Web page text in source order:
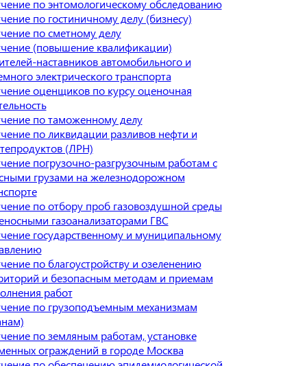
по энтомологическому обследованию
по гостиничному делу (бизнесу)
по сметному делу
(повышение квалификации)
наставников автомобильного и
электрического транспорта
оценщиков по курсу оценочная
по таможенному делу
по ликвидации разливов нефти и
(ЛРН)
погрузочно-разгрузочным работам с
грузами на железнодорожном
по отбору проб газовоздушной среды
газоанализаторами ГВС
государственному и муниципальному
по благоустройству и озеленению
и безопасным методам и приемам
работ
по грузоподъемным механизмам
по земляным работам, установке
ограждений в городе Москва